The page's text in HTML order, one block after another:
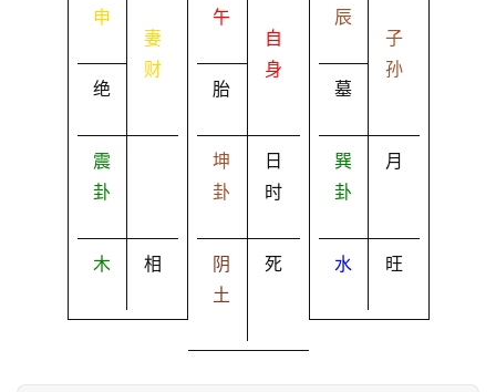
申
绝
妻
财
震
卦
木 相
午
胎
自
身
坤
卦
日
时
阴
土
死
辰
墓
子
孙
巽
卦
月
水 旺